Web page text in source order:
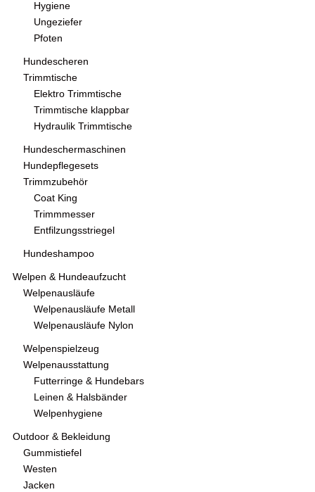
Hygiene
Ungeziefer
Pfoten
Hundescheren
Trimmtische
Elektro Trimmtische
Trimmtische klappbar
Hydraulik Trimmtische
Hundeschermaschinen
Hundepflegesets
Trimmzubehör
Coat King
Trimmmesser
Entfilzungsstriegel
Hundeshampoo
Welpen & Hundeaufzucht
Welpenausläufe
Welpenausläufe Metall
Welpenausläufe Nylon
Welpenspielzeug
Welpenausstattung
Futterringe & Hundebars
Leinen & Halsbänder
Welpenhygiene
Outdoor & Bekleidung
Gummistiefel
Westen
Jacken